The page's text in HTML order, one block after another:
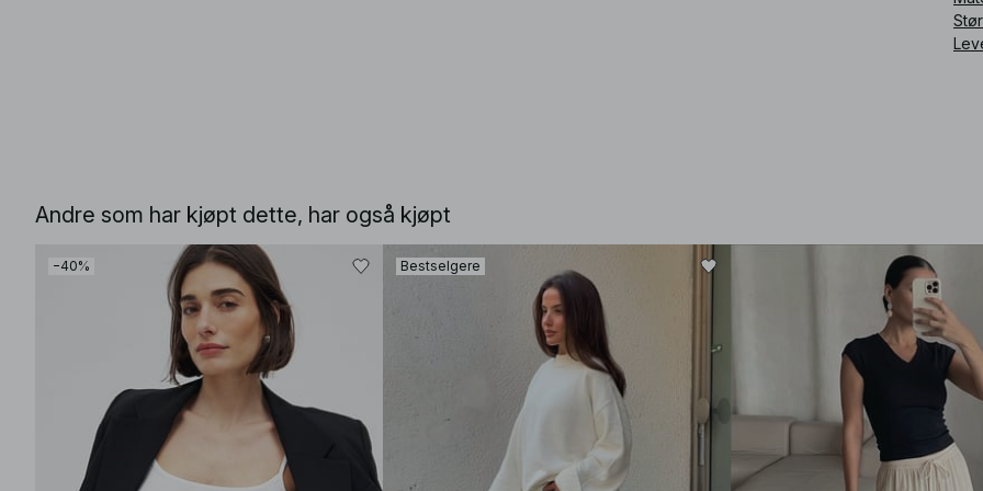
Andre som har kjøpt dette, har også kjøpt
−40% Bestselgere